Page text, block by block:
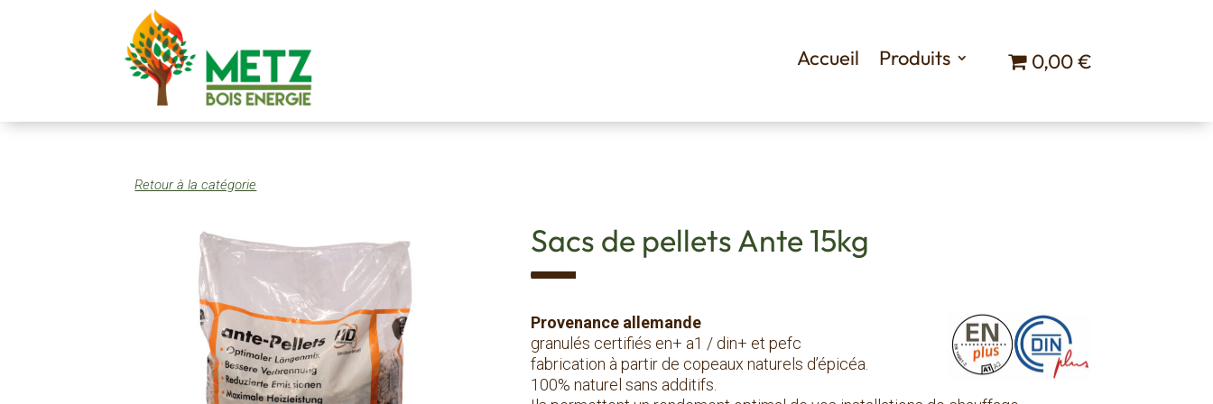
Accueil Produits 0,00 €
Retour à la catégorie
Sacs de pellets Ante 15kg
Provenance allemande
granulés certifiés en+ a1 / din+ et pefc
fabrication à partir de copeaux naturels d’épicéa.
100% naturel sans additifs.